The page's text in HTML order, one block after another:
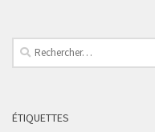
Rechercher :
ÉTIQUETTES